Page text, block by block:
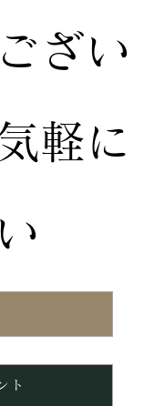
ト
ざい
軽に